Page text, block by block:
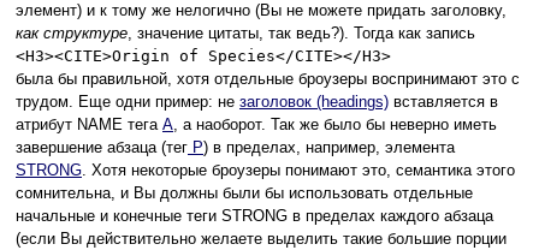
элемент) и к тому же нелогично (Вы не можете придать заголовку,
как структуре, значение цитаты, так ведь?). Тогда как запись
<H3><CITE>Origin of Species</CITE></H3>
была бы правильной, хотя отдельные броузеры воспринимают это с
трудом. Еще одни пример: не заголовок (headings) вставляется в
атрибут NAME тега A, а наоборот. Так же было бы неверно иметь
завершение абзаца (тег P) в пределах, например, элемента
STRONG. Хотя некоторые броузеры понимают это, семантика этого
сомнительна, и Вы должны были бы использовать отдельные
начальные и конечные теги STRONG в пределах каждого абзаца
(если Вы действительно желаете выделить такие большие порции